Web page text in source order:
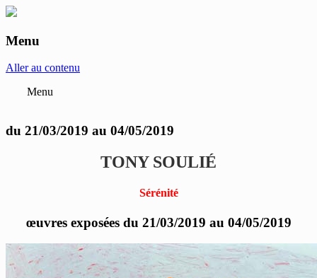
anne-marie et roland pallade galerie art
contemporain Lyon
Menu
Aller au contenu
Menu
du 21/03/2019 au 04/05/2019
TONY SOULIÉ
Sérénité
œuvres exposées du 21/03/2019 au 04/05/2019